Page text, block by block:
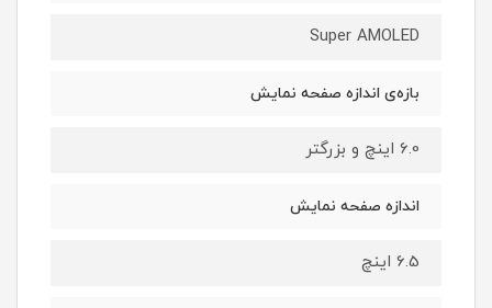
Super AMOLED
بازه‌ی اندازه صفحه نمایش
6.0 اینچ و بزرگتر
اندازه صفحه نمایش
6.5 اینچ